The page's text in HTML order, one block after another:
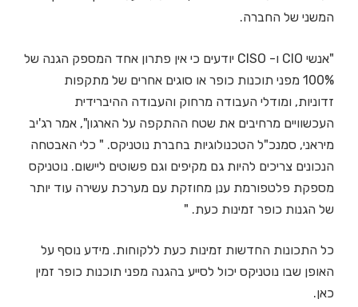
המשני של החברה.
"אנשי CIO ו- CISO יודעים כי אין פתרון אחד המספק הגנה של
100% מפני תוכנות כופר או סוגים אחרים של מתקפות
זדוניות, ומודלי העבודה מרחוק והעבודה ההיברידית
העכשוויים מרחיבים את שטח ההתקפה על הארגון", אמר רג'יב
מיראני, סמנכ"ל הטכנולוגיות בחברת נוטניקס. " כלי האבטחה
הנכונים צריכים להיות גם מקיפים וגם פשוטים ליישום. נוטניקס
מספקת פלטפורמת ענן מחוזקת עם מערכת עשירה עוד יותר
של הגנות כופר זמינות כעת. "
כל התכונות החדשות זמינות כעת ללקוחות. מידע נוסף על
האופן שבו נוטניקס יכול לסייע בהגנה מפני תוכנות כופר זמין
כאן.